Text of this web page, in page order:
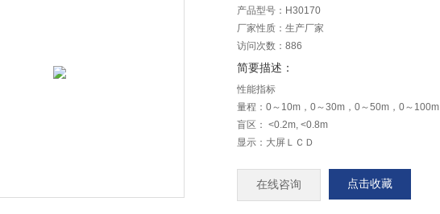
产品型号： H30170
厂家性质： 生产厂家
访问次数： 886
简要描述：
性能指标
量程：0～10m，0～30m，0～50m，0～100m
盲区： <0.2m, <0.8m
显示：大屏ＬＣＤ
现场设置：通过传感器按键完成
在线咨询 点击收藏